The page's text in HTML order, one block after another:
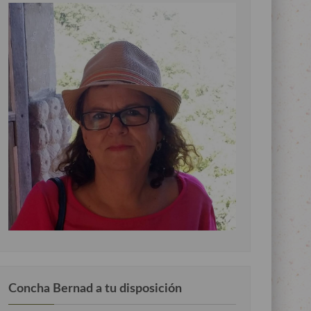
Concha Bernad a tu disposición